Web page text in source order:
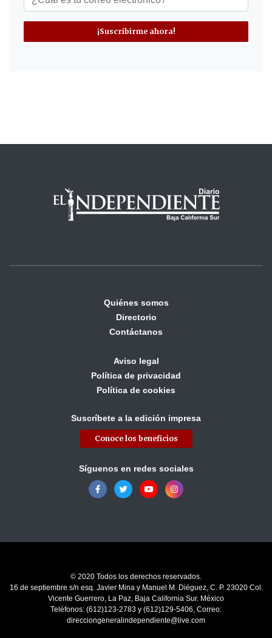
¡Suscribirme ahora!
Quiénes somos
Directorio
Contáctanos
Aviso legal
Política de privacidad
Política de cookies
Suscríbete a la edición impresa
Conoce los beneficios
Síguenos en redes sociales
© 2020 Todos los derechos reservados.
16 de septiembre s/n esq. Javier Mina y Manuel M. Diéguez, C. P. 23020 Col.
Vicente Guerrero, La Paz, Baja California Sur. México
Teléfonos: (612)123-2783 y (612)129-5406, Correo:
direcciongeneralindependiente@live.com